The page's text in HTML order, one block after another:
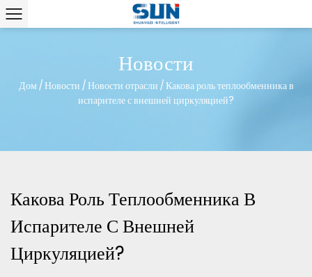
Новости
Дом /Новости /Новости отрасли /Какова роль теплообменника в
испарителе с внешней циркуляцией?
Какова Роль Теплообменника В
Испарителе С Внешней
Циркуляцией?